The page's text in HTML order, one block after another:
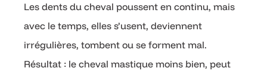
Les dents du cheval poussent en continu, mais
avec le temps, elles s’usent, deviennent
irrégulières, tombent ou se forment mal.
Résultat : le cheval mastique moins bien, peut